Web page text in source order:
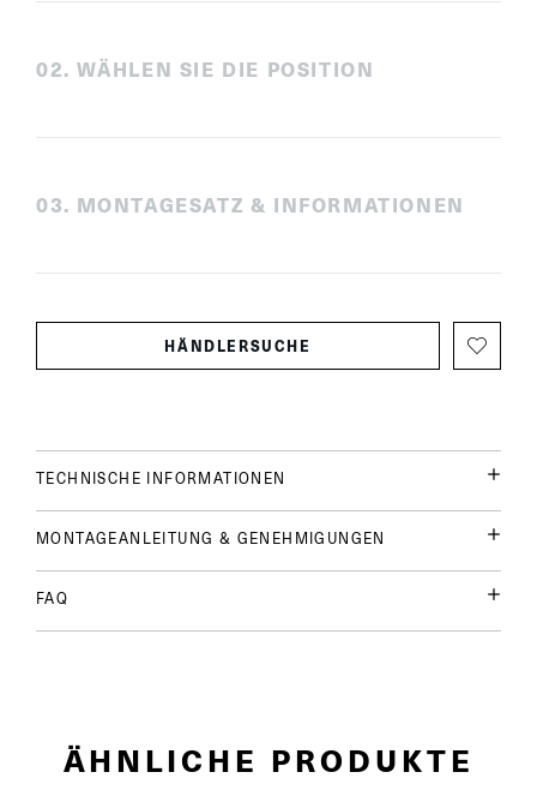
02. WÄHLEN SIE DIE POSITION
03. MONTAGESATZ & INFORMATIONEN
HÄNDLERSUCHE
TECHNISCHE INFORMATIONEN
MONTAGEANLEITUNG & GENEHMIGUNGEN
FAQ
ÄHNLICHE PRODUKTE